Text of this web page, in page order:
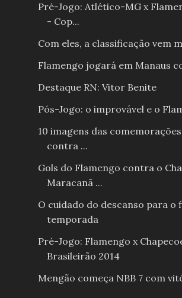
Pré-Jogo: Atlético-MG x
- Cop...
Com eles, a classificação vem
Flamengo jogará em Manaus
Destaque RN: Vitor Benite
Pós-Jogo: o improvável e o
10 imagens das
contra ...
Gols do Flamengo contra o
Maracanã ...
O cuidado do descanso para o
temporada
Pré-Jogo: Flamengo x
Brasileirão 2014
Mengão começa NBB 7 com